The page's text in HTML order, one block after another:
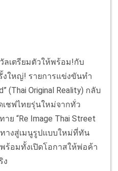
ลเตรียมตัวให้พร้อม!กับ
ใหญ่! รายการแข่งขันทำ
(Thai Original Reality) กลับ
ชฟไทยรุ่นใหม่จากทั่ว
ย “Re Image Thai Street
างสู่เมนูรูปแบบใหม่ที่ทัน
ร้อมทั้งเปิดโอกาสให้พ่อค้า
ง